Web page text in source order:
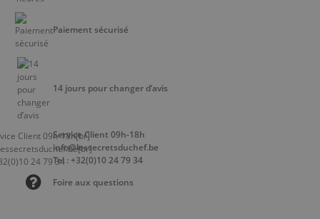
Paiement sécurisé
14 jours pour changer d’avis
Service Client 09h-18h
info@lessecretsduchef.be
Tel : +32(0)10 24 79 34
Foire aux questions